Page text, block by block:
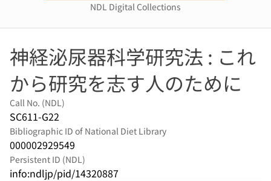
NDL Digital Collections
神経泌尿器科学研究法 : これ
から研究を志す人のために
Call No. (NDL)
SC611-G22
Bibliographic ID of National Diet Library
000002929549
Persistent ID (NDL)
info:ndljp/pid/14320887